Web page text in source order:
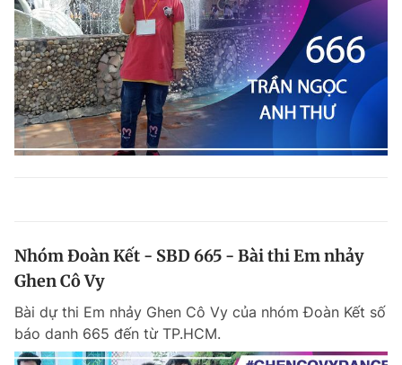
Nhóm Đoàn Kết - SBD 665 - Bài thi Em nhảy
Ghen Cô Vy
Bài dự thi Em nhảy Ghen Cô Vy của nhóm Đoàn Kết số
báo danh 665 đến từ TP.HCM.